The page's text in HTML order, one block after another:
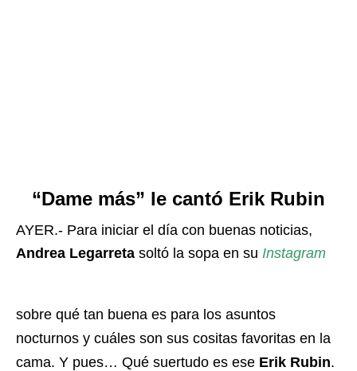
“Dame más” le cantó Erik Rubin
AYER.- Para iniciar el día con buenas noticias,
Andrea Legarreta soltó la sopa en su Instagram
sobre qué tan buena es para los asuntos
nocturnos y cuáles son sus cositas favoritas en la
cama. Y pues… Qué suertudo es ese Erik Rubin.